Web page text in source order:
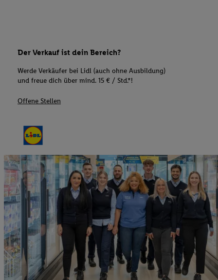
Der Verkauf ist dein Bereich?
Werde Verkäufer bei Lidl (auch ohne Ausbildung)
und freue dich über mind. 15 € / Std.*!
Offene Stellen